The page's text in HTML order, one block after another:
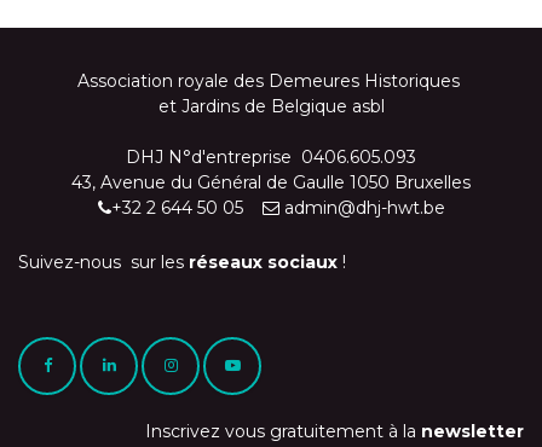
Association royale des Demeures Historiques
et Jardins de Belgique asbl
DHJ N°d'entreprise 0406.605.093
43, Avenue du Général de Gaulle 1050 Bruxelles
+32 2 644 50 05
admin@dhj-hwt.be
Suivez-nous sur les réseaux sociaux !
Inscrivez vous gratuitement à la newsletter